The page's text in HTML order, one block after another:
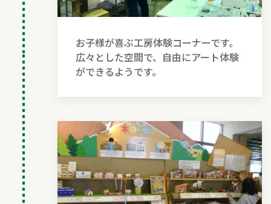
お子様が喜ぶ工房体験コーナーです。
広々とした空間で、自由にアート体験
ができるようです。